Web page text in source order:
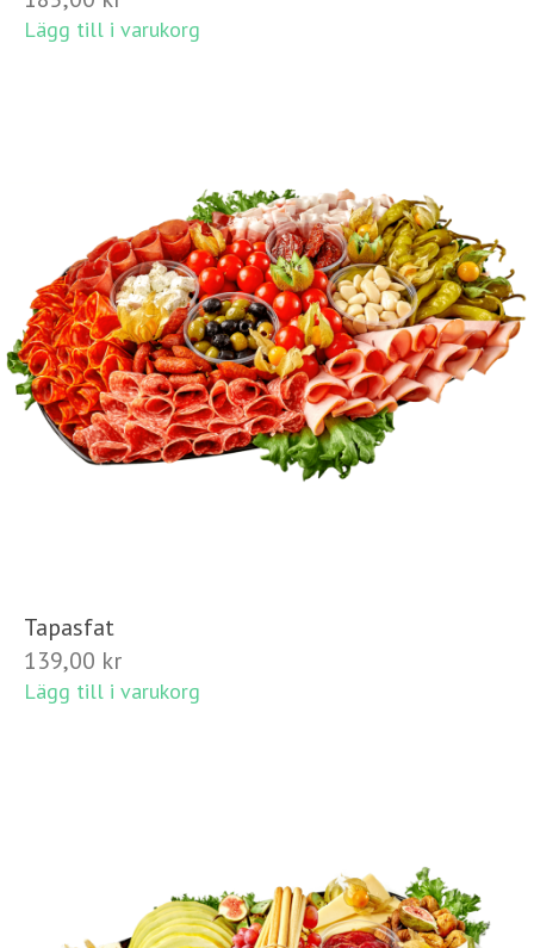
Lägg till i varukorg
Tapasfat
139,00 kr
Lägg till i varukorg